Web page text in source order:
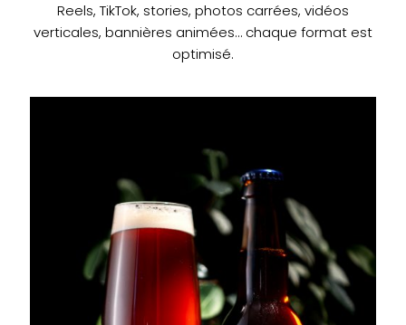
Reels, TikTok, stories, photos carrées, vidéos
verticales, bannières animées… chaque format est
optimisé.